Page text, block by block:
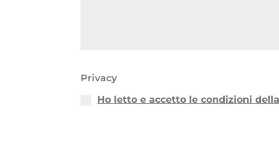
Privacy
Ho letto e accetto le condizioni